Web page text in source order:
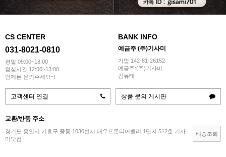
CS CENTER
031-8021-0810
평일 09:00~18:00
점심시간 12:00~13:00
언제든 문의주세요~!
BANK INFO
예금주 (주)기사미
기업 142-81-26152
예금주:(주)기사미
김유태
고객센터 연결 상품 문의 게시판
교환/반품 주소
경기도 용인시 기흥구 중동 1030번지 대우프론티어밸리 1단지 512호 기사
미닷컴
배송조회